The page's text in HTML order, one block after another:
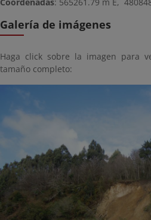
Galería de imágenes
Haga click sobre la imagen para
tamaño completo: